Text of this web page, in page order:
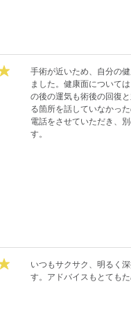
手術が近いため、自分の
ました。健康面について
の後の運気も術後の回復
る箇所を話していなかっ
電話をさせていただき、
す。
いつもサクサク、明るく
す。アドバイスもとても